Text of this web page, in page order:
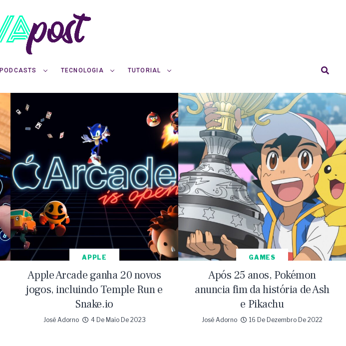
PODCASTS TECNOLOGIA TUTORIAL
APPLE
Apple Arcade ganha 20 novos
jogos, incluindo Temple Run e
Snake.io
José Adorno 4 De Maio De 2023
GAMES
Após 25 anos, Pokémon
anuncia fim da história de Ash
e Pikachu
José Adorno 16 De Dezembro De 2022